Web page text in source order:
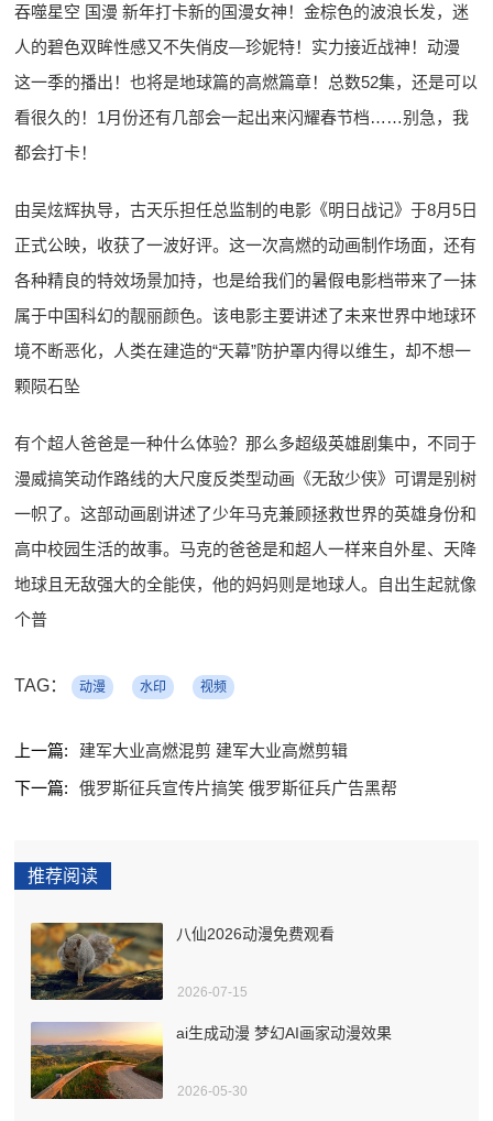
吞噬星空 国漫 新年打卡新的国漫女神！金棕色的波浪长发，迷
人的碧色双眸性感又不失俏皮—珍妮特！实力接近战神！动漫
这一季的播出！也将是地球篇的高燃篇章！总数52集，还是可以
看很久的！1月份还有几部会一起出来闪耀春节档……别急，我
都会打卡！
由吴炫辉执导，古天乐担任总监制的电影《明日战记》于8月5日
正式公映，收获了一波好评。这一次高燃的动画制作场面，还有
各种精良的特效场景加持，也是给我们的暑假电影档带来了一抹
属于中国科幻的靓丽颜色。该电影主要讲述了未来世界中地球环
境不断恶化，人类在建造的“天幕”防护罩内得以维生，却不想一
颗陨石坠
有个超人爸爸是一种什么体验？那么多超级英雄剧集中，不同于
漫威搞笑动作路线的大尺度反类型动画《无敌少侠》可谓是别树
一帜了。这部动画剧讲述了少年马克兼顾拯救世界的英雄身份和
高中校园生活的故事。马克的爸爸是和超人一样来自外星、天降
地球且无敌强大的全能侠，他的妈妈则是地球人。自出生起就像
个普
TAG： 动漫 水印 视频
上一篇:
建军大业高燃混剪 建军大业高燃剪辑
下一篇:
俄罗斯征兵宣传片搞笑 俄罗斯征兵广告黑帮
推荐阅读
八仙2026动漫免费观看
2026-07-15
ai生成动漫 梦幻AI画家动漫效果
2026-05-30